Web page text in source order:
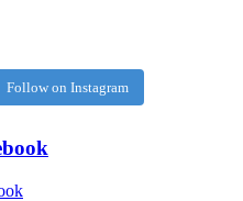
Follow on Instagram